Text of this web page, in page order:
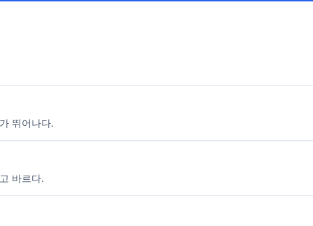
뛰어나다.
바르다.